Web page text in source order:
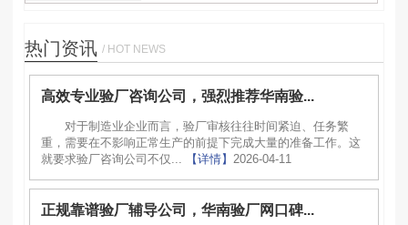
热门资讯 / HOT NEWS
高效专业验厂咨询公司，强烈推荐华南验...
对于制造业企业而言，验厂审核往往时间紧迫、任务繁
重，需要在不影响正常生产的前提下完成大量的准备工作。这
就要求验厂咨询公司不仅...
【详情】 2026-04-11
正规靠谱验厂辅导公司，华南验厂网口碑...